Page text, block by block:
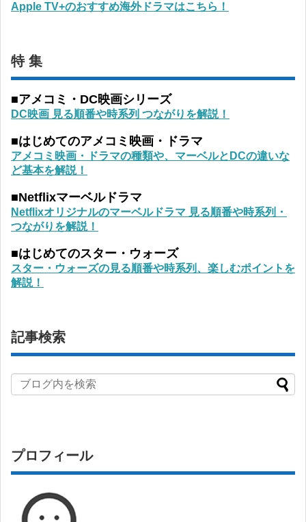
Apple TV+のおすすめ海外ドラマはこちら！
特 集
■アメコミ・DC映画シリーズ
DC映画 見る順番や時系列 つながりを解説！
■はじめてのアメコミ映画・ドラマ
アメコミ映画・ドラマの種類や、マーベルとDCの違いな
ど基本を解説！
■Netflixマーベルドラマ
Netflixオリジナルのマーベルドラマ 見る順番や時系列・
つながりを解説！
■はじめてのスター・ウォーズ
スター・ウォーズの見る順番や時系列、楽しむポイントを
解説！
記事検索
プロフィール